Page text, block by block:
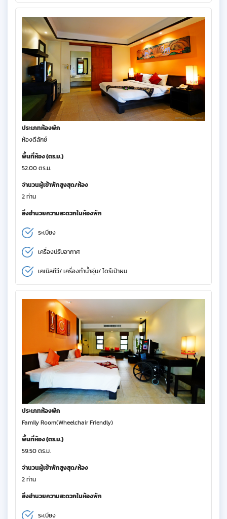
ประเภทห้องพัก
ห้องดีลักซ์
พื้นที่ห้อง (ตร.ม.)
52.00 ตร.ม.
จำนวนผู้เข้าพักสูงสุด/ห้อง
2 ท่าน
สิ่งอำนวยความสะดวกในห้องพัก
ระเบียง
เครื่องปรับอากาศ
เคเบิลทีวี/ เครื่องทำน้ำอุ่น/ ไดร์เป่าผม
ประเภทห้องพัก
Family Room(Wheelchair Friendly)
พื้นที่ห้อง (ตร.ม.)
59.50 ตร.ม.
จำนวนผู้เข้าพักสูงสุด/ห้อง
2 ท่าน
สิ่งอำนวยความสะดวกในห้องพัก
ระเบียง